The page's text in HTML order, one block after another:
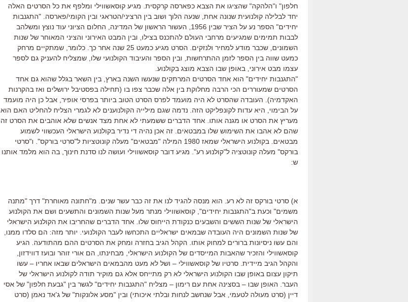
חלפון" ו"הלהקה" שהציגו את הצבא כפארסה קרקסית. מגיע קוסאשווילי ומלפף את כל הסרטים האלה
יחד לבלילה קולנועית שנונה אחת, שנעה הלוך ושוב בין הרציני/הטראגי ובין הקומי/פארסה. "התגנבות
יחידים" הספר נע על הציר שבין 1956, העשור הראשון של המדינה, החלום הציוני עוד נוצץ ומשלהב
לבבות תמימים שמגיעים מרחבי העולם להתכנס בצילו, ובין המבט האירוני והציני המאוחר של שנות
השמונים, שכבר מודע למחיר ולנזקים. הסרט מגיע כמעט 25 שנה אחר כך. כלומר, שמתקיים מרחק
כמעט שווה בין הספר לזמן ההתרחשות, ובין הספר והעיבוד הקולנועי שלו, שמצליח להעניק גם לספר
עצמו מבט אירוני, באופן שבו הצבא מוצג בקולנוע.
"התגנבות יחידים" הוא אחד הסרטים המרתקים שנעשו השנה בארץ, בין השאר בגלל שהוא גם אחד
הסרטים שמעוררים הכי הרבה מחלוקת בין אלה שכבר צפו בו (תחילה בפסטיבל ירושלים ואז בהקרנות
האקדמיה). העובדה שהסרט לא היה מועמד לפרס הסרט הטוב ביותר בפרסי אופיר, אבל כן היה מועמד
על הבימוי, היא עדות לקונפליקט הזה. נדמה שגם מילייה הקולנוענים לא לגמרי הצליח להחליט האם הוא
מעריץ את הסרט או מגנה אותו. אחד הדברים ששמעתי לא אחת מצד אנשים שלא אוהבים את הסרט זה
שהם לא אהבו את השימוש שלו במבטאים. זה אכן נהיה די נדיר בקולנוע הישראלי העכשווי לשמוע
מבטאים. בקולנוע הישראלי שמאז 1980 המילה "מבטאים" מעלה קונוטציות ל"סרטי בורקס". ו"סרטי
בורקס" מעלה קונוטציה ל"קולנוע רע". מגיע דובר קוסאשווילי ועושה לנו סדנת חינוך, בה הוא מלמד אותנו
ש:
א) סרטי בורקס זה לא רע. הוא מנסה להגיד לנו את זה כבר עשר שנים. מ"חתונה מאוחרת" דרך "מתנה
משמים" וכעת ב"התגנבות יחידים", קוסאשווילי מנתר מעל שנות השמונים והתשעים ושם את הקולנוע
הישראלי של שנות הששים והשבעים כנקודת הייחוס שלו. אחד הדברים שהחריבו את הקולנוע הישראלי
של שנות השמונים היה העובדה שבמאים ישראליים התכחשו לעבר הקולנועי. יותר מזה: הם סלדו ממנו,
והם עשו ניסיונות ברורים למחוק אותו. הקהל הגיב בחזרה ומחק את הסרטים ההם מהתודעה. הגיע
קוסאשווילי והזכיר שהאבות המייסדים של הקולנוע הישראלי, מבחינתו, הם אורי זוהר ובועז דווידזון,
והקהל הגיב מיידית. סרטיו של קוסאשווילי – ושל לא מעט מהבמאים הישראלים שבאו אחריו – עשו
תיקון עצום באופן שבו הקולנוע הישראלי לא רק מתייחס אלא גם מוקיר תודה לקולנוע הישראלי של
העבר. האופן שבו – בסצינה אחת עם רימון – מצליח "התגנבות יחידים" לגשר בין "גבעת חלפון" של אסי
דיין (סרט מעולה לטעמי, אבל שנחשב לנחות ובלתי איכותי) ובין "מסע אלונקות" של ג'אד נאמן (סרט